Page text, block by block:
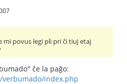
mi povus legi pli pri ĉi tiuj etaj
ĉe la paĝo:
index.php